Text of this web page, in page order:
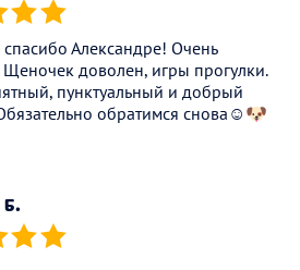
(*) (*)
Александре! Очень
Щеночек доволен, игры прогулки.
пунктуальный и добрый
обратимся снова☺️🐶
Б.
(*) (*)